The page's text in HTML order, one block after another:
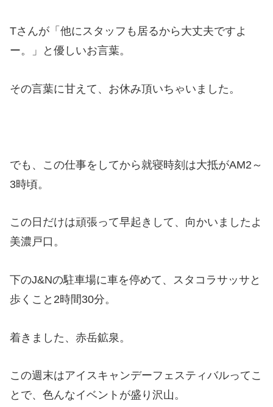
Tさんが「他にスタッフも居るから大丈夫ですよ
ー。」と優しいお言葉。
その言葉に甘えて、お休み頂いちゃいました。
でも、この仕事をしてから就寝時刻は大抵がAM2～
3時頃。
この日だけは頑張って早起きして、向かいましたよ
美濃戸口。
下のJ&Nの駐車場に車を停めて、スタコラサッサと
歩くこと2時間30分。
着きました、赤岳鉱泉。
この週末はアイスキャンデーフェスティバルってこ
とで、色んなイベントが盛り沢山。